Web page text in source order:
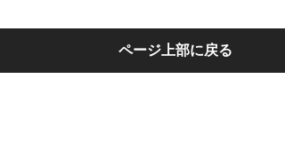
ページ上部に戻る